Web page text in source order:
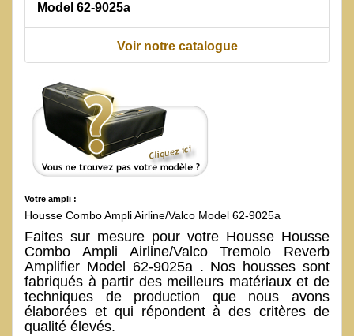
Model 62-9025a
Voir notre catalogue
Votre ampli :
Housse Combo Ampli Airline/Valco Model 62-9025a
Faites sur mesure pour votre Housse Housse
Combo Ampli Airline/Valco Tremolo Reverb
Amplifier Model 62-9025a . Nos housses sont
fabriqués à partir des meilleurs matériaux et de
techniques de production que nous avons
élaborées et qui répondent à des critères de
qualité élevés.